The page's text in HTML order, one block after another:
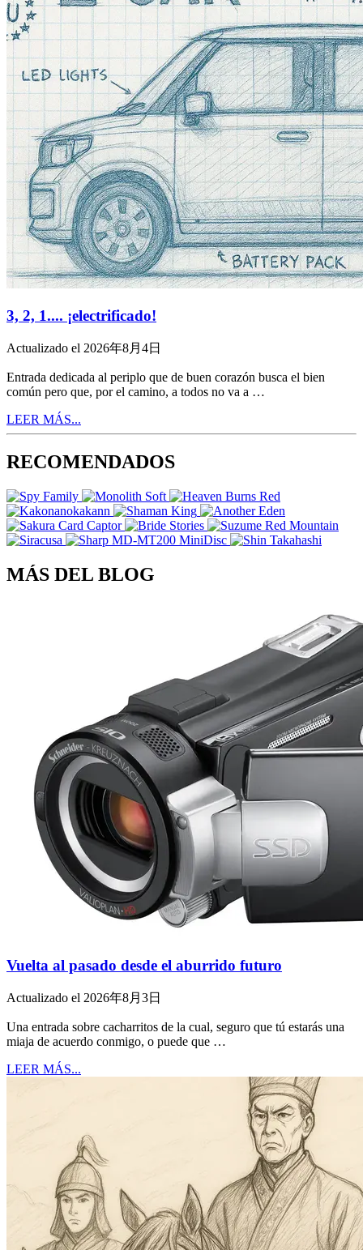
3, 2, 1.... ¡electrificado!
Actualizado el 2026年8月4日
Entrada dedicada al periplo que de buen corazón busca el bien
común pero que, por el camino, a todos no va a …
LEER MÁS...
RECOMENDADOS
MÁS DEL BLOG
Vuelta al pasado desde el aburrido futuro
Actualizado el 2026年8月3日
Una entrada sobre cacharritos de la cual, seguro que tú estarás una
miaja de acuerdo conmigo, o puede que …
LEER MÁS...